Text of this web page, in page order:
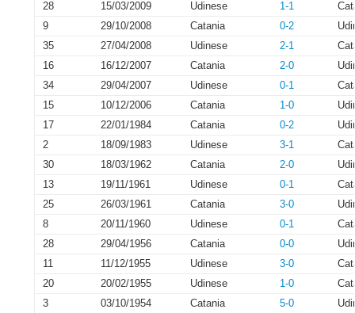
28
15/03/2009 Udinese 1-1
9
29/10/2008 Catania 0-2
35
27/04/2008 Udinese 2-1
16
16/12/2007 Catania 2-0
34
29/04/2007 Udinese 0-1
15
10/12/2006 Catania 1-0
17
22/01/1984 Catania 0-2
2
18/09/1983 Udinese 3-1
30
18/03/1962 Catania 2-0
13
19/11/1961 Udinese 0-1
25
26/03/1961 Catania 3-0
8
20/11/1960 Udinese 0-1
28
29/04/1956 Catania 0-0
11
11/12/1955 Udinese 3-0
20
20/02/1955 Udinese 1-0
3
03/10/1954 Catania 5-0